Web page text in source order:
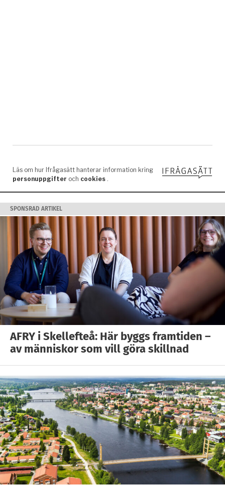
SPONSRAD ARTIKEL
AFRY i Skellefteå: Här byggs framtiden –
av människor som vill göra skillnad